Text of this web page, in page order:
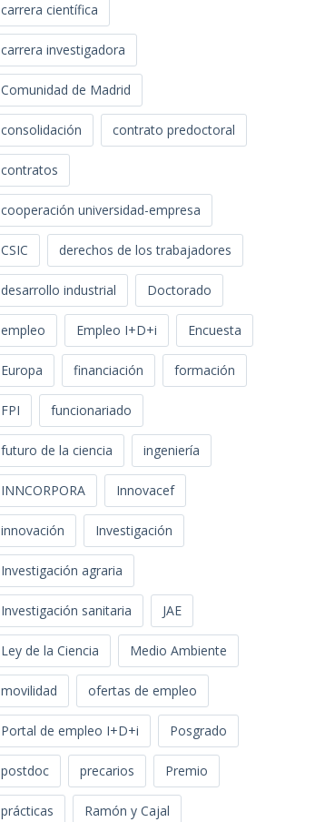
carrera científica
carrera investigadora
Comunidad de Madrid
consolidación contrato predoctoral
contratos
cooperación universidad-empresa
CSIC derechos de los trabajadores
desarrollo industrial Doctorado
empleo Empleo I+D+i Encuesta
Europa financiación formación
FPI funcionariado
futuro de la ciencia ingeniería
INNCORPORA Innovacef
innovación Investigación
Investigación agraria
Investigación sanitaria JAE
Ley de la Ciencia Medio Ambiente
movilidad ofertas de empleo
Portal de empleo I+D+i Posgrado
postdoc precarios Premio
prácticas Ramón y Cajal